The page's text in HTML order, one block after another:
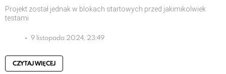
Projekt został jednak w blokach startowych przed jakimikolwiek
testami
9 listopada 2024, 23:49
CZYTAJ WIĘCEJ